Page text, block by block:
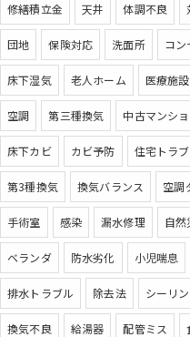
修繕積立金 天井 体調不良
団地 保険対応 洗面所 コン
床下湿気 老人ホーム 医療施設
空調 第三種換気 中古マンシ
床下カビ カビ予防 住宅トラ
第3種換気 換気バランス 空調
手術室 感染 漏水修理 自然
ベランダ 防水劣化 小児喘息
排水トラブル 除去法 シーリ
換気不良 給湯器 配管ミス